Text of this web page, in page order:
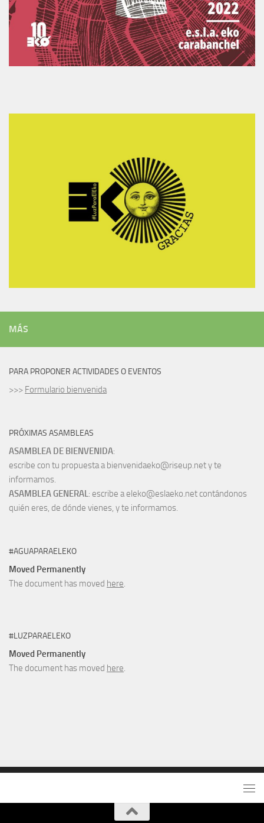
MÁS
PARA PROPONER ACTIVIDADES O EVENTOS
>>> Formulario bienvenida
PRÓXIMAS ASAMBLEAS
ASAMBLEA DE BIENVENIDA:
escribe con tu propuesta a bienvenidaeko@riseup.net y te
informamos.
ASAMBLEA GENERAL: escribe a eleko@eslaeko.net contándonos
quién eres, de dónde vienes, y te informamos.
#AGUAPARAELEKO
Moved Permanently
The document has moved here.
#LUZPARAELEKO
Moved Permanently
The document has moved here.